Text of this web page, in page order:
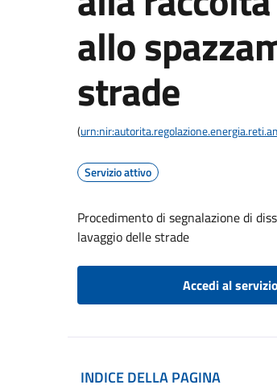
allo
strade
(
Servizio attivo
Procedimento di segnalazione di
lavaggio delle strade
Accedi al servizio
INDICE DELLA PAGINA